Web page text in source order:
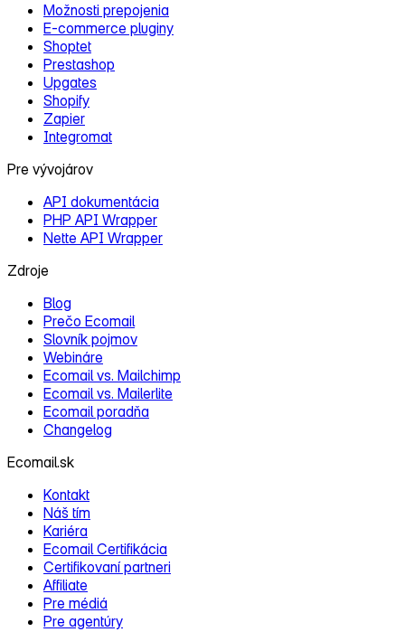
Možnosti prepojenia
E‑commerce pluginy
Shoptet
Prestashop
Upgates
Shopify
Zapier
Integromat
Pre vývojárov
API dokumentácia
PHP API Wrapper
Nette API Wrapper
Zdroje
Blog
Prečo Ecomail
Slovník pojmov
Webináre
Ecomail vs. Mailchimp
Ecomail vs. Mailerlite
Ecomail poradňa
Changelog
Ecomail.sk
Kontakt
Náš tím
Kariéra
Ecomail Certifikácia
Certifikovaní partneri
Affiliate
Pre médiá
Pre agentúry